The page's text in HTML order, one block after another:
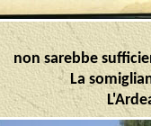
non sarebbe
La